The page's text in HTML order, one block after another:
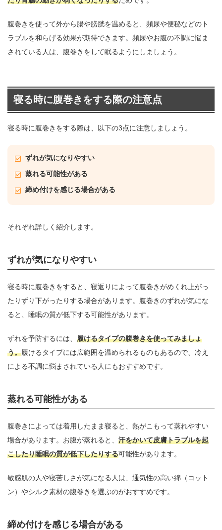
腹巻きを使って外から腸や膀胱を温めると、頻尿や便秘などのト
ラブルを和らげる効果が期待できます。頻尿やお腹の不調に悩ま
されている人は、腹巻きをして眠るようにしましょう。
寝る時に腹巻きをする際の注意点
寝る時に腹巻きをする際は、以下の3点に注意しましょう。
ずれが気になりやすい
蒸れる可能性がある
締め付けを感じる場合がある
それぞれ詳しく紹介します。
ずれが気になりやすい
寝る時に腹巻きをすると、寝返りによって腹巻きがめくれ上がっ
たりずり下がったりする場合があります。腹巻きのずれが気にな
ると、睡眠の質が低下する可能性があります。
ずれを予防するには、 履けるタイプの腹巻きを使ってみましょ
う。履けるタイプには広範囲を温められるものもあるので、冷え
による不調に悩まされている人にもおすすめです。
蒸れる可能性がある
腹巻きによっては着用したまま寝ると、熱がこもって蒸れやすい
場合があります。お腹が蒸れると、 汗をかいて皮膚トラブルを起
こしたり睡眠の質が低下したりする可能性があります。
敏感肌の人や寝苦しさが気になる人は、通気性の高い綿（コット
ン）やシルク素材の腹巻きを選ぶのがおすすめです。
締め付けを感じる場合がある